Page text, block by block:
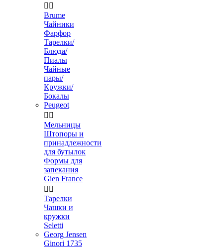
 
Brume
Чайники
Фарфор
Тарелки/
Блюда/
Пиалы
Чайные
пары/
Кружки/
Бокалы
Peugeot
 
Мельницы
Штопоры и
принадлежности
для бутылок
Формы для
запекания
Gien France
 
Тарелки
Чашки и
кружки
Seletti
Georg Jensen
Ginori 1735